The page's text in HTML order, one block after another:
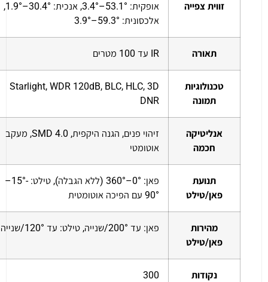
זווית צפייה
אופקית: 53.1°–3.4°, אנכית: 30.4°–1.9°,
אלכסונית: 59.3°–3.9°
תאורה IR עד 100 מטרים
טכנולוגיות
תמונה
Starlight, WDR 120dB, BLC, HLC, 3D
DNR
אנליטיקה
חכמה
זיהוי פנים, הגנה היקפית, SMD 4.0, מעקב
אוטומטי
תנועת
פאן/טילט
פאן: 0°–360° (ללא הגבלה), טילט: -15°–
90° עם הפיכה אוטומטית
מהירות
פאן/טילט
פאן: עד 200°/שנייה, טילט: עד 120°/שנייה
נקודות
300